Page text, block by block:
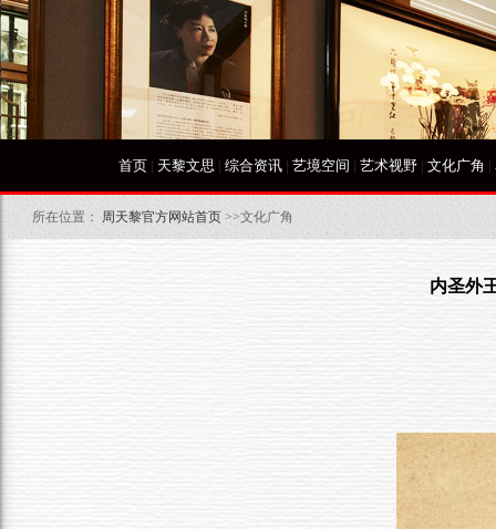
首页| 天黎文思 | 综合资讯| 艺境空间 | 艺术视野| 文化广角 |
所在位置： 周天黎官方网站首页 >>文化广角
内圣外